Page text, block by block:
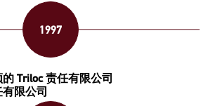
1997
Triloc 责任有限公司
限公司